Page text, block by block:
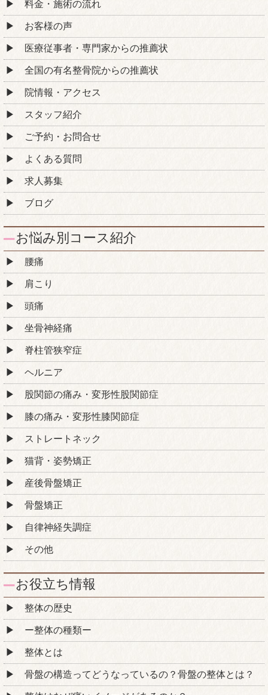
料金・施術の流れ
お客様の声
医療従事者・専門家からの推薦状
全国の有名整骨院からの推薦状
院情報・アクセス
スタッフ紹介
ご予約・お問合せ
よくある質問
求人募集
ブログ
お悩み別コース紹介
腰痛
肩こり
頭痛
坐骨神経痛
脊柱管狭窄症
ヘルニア
股関節の痛み・変形性股関節症
膝の痛み・変形性膝関節症
ストレートネック
猫背・姿勢矯正
産後骨盤矯正
骨盤矯正
自律神経失調症
その他
お役立ち情報
整体の歴史
ー整体の種類ー
整体とは
骨盤の構造ってどうなっているの？骨盤の整体とは？